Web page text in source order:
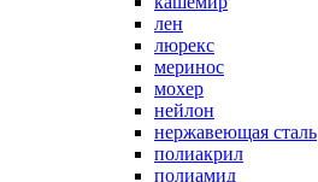
лен
люрекс
меринос
мохер
нейлон
нержавеющая сталь
полиакрил
полиамид